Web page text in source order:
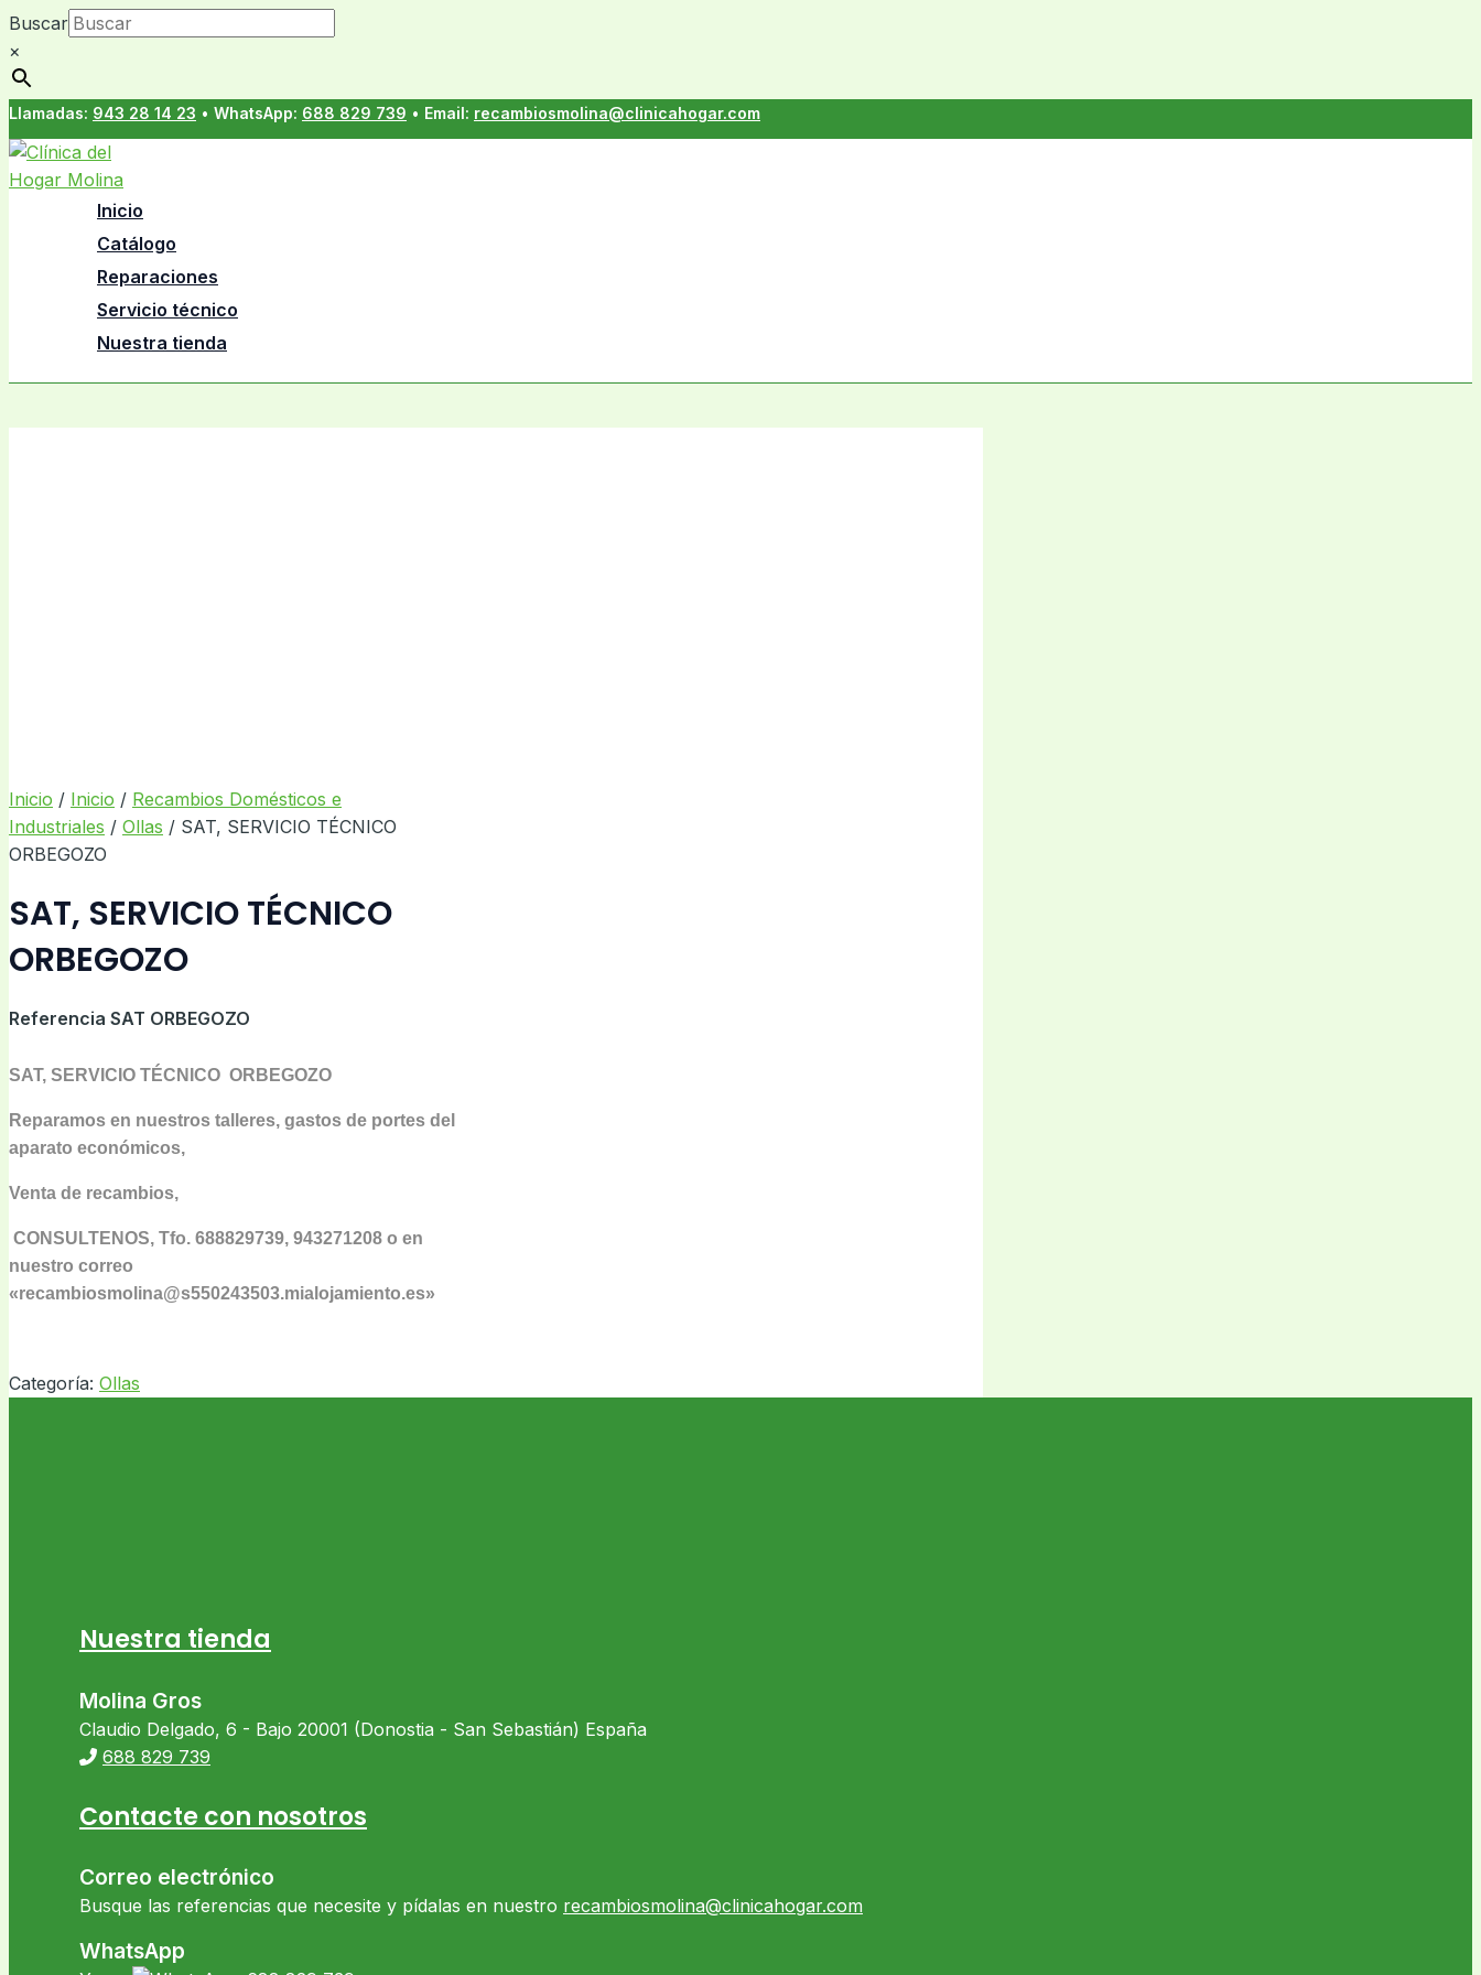
Ir
al
contenido
Buscar
×
Llamadas: 943 28 14 23 • WhatsApp: 688 829 739 • Email: recambiosmolina@clinicahogar.com
Inicio
Catálogo
Reparaciones
Servicio técnico
Nuestra tienda
Inicio / Inicio / Recambios Domésticos e
Industriales / Ollas / SAT, SERVICIO TÉCNICO
ORBEGOZO
SAT, SERVICIO TÉCNICO
ORBEGOZO
Referencia SAT ORBEGOZO
SAT, SERVICIO TÉCNICO ORBEGOZO
Reparamos en nuestros talleres, gastos de portes del
aparato económicos,
Venta de recambios,
CONSULTENOS, Tfo. 688829739, 943271208 o en
nuestro correo
«recambiosmolina@s550243503.mialojamiento.es»
Categoría: Ollas
Nuestra tienda
Molina Gros
Claudio Delgado, 6 - Bajo 20001 (Donostia - San Sebastián) España
688 829 739
Contacte con nosotros
Correo electrónico
Busque las referencias que necesite y pídalas en nuestro recambiosmolina@clinicahogar.com
WhatsApp